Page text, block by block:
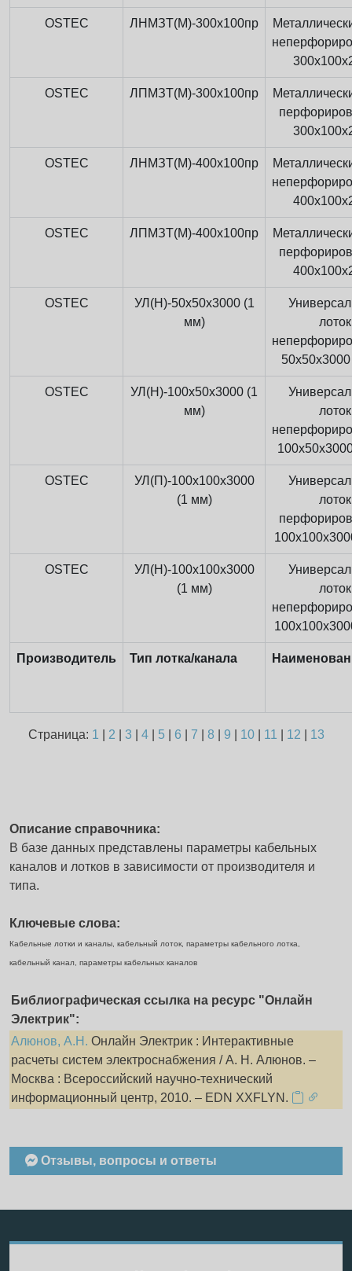
OSTEC ЛНМЗТ(М)-300x100пр
OSTEC ЛПМЗТ(М)-300x100пр
OSTEC ЛНМЗТ(М)-400x100пр
OSTEC ЛПМЗТ(М)-400x100пр
OSTEC
УЛ(Н)-50x50x3000 (1
мм)
лоток
OSTEC
УЛ(Н)-100x50x3000 (1
мм)
лоток
OSTEC
УЛ(П)-100x100x3000
(1 мм)
лоток
OSTEC
УЛ(Н)-100x100x3000
(1 мм)
лоток
Производитель Тип лотка/канала
Страница: 1 2 3 4| 5 6 7 8 9 10| 11 12 13
Описание справочника:
В базе данных представлены параметры кабельных
каналов и лотков в зависимости от производителя и
типа.
Ключевые слова:
Кабельные лотки и каналы, кабельный лоток, параметры кабельного лотка,
кабельный канал, параметры кабельных каналов
Библиографическая ссылка на ресурс "Онлайн
Электрик":
Алюнов, А.Н. Онлайн Электрик : Интерактивные
расчеты систем электроснабжения / А. Н. Алюнов. –
Москва : Всероссийский научно-технический
информационный центр, 2010. – EDN XXFLYN.
Отзывы, вопросы и ответы